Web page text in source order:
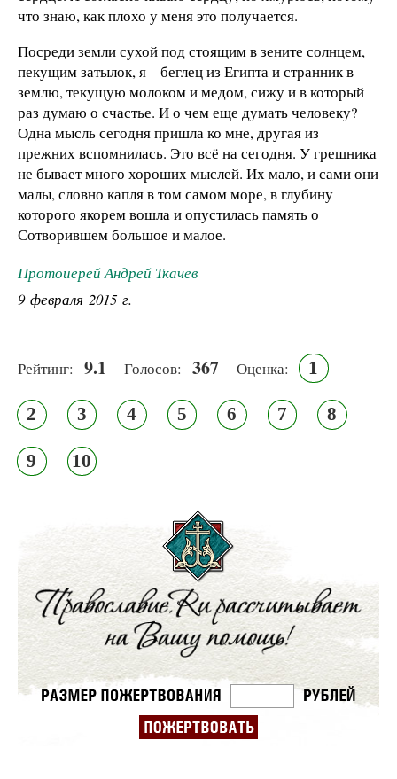
что знаю, как плохо у меня это получается.
Посреди земли сухой под стоящим в зените солнцем,
пекущим затылок, я – беглец из Египта и странник в
землю, текущую молоком и медом, сижу и в который
раз думаю о счастье. И о чем еще думать человеку?
Одна мысль сегодня пришла ко мне, другая из
прежних вспомнилась. Это всё на сегодня. У грешника
не бывает много хороших мыслей. Их мало, и сами они
малы, словно капля в том самом море, в глубину
которого якорем вошла и опустилась память о
Сотворившем большое и малое.
Протоиерей Андрей Ткачев
9 февраля 2015 г.
Рейтинг: 9.1 Голосов: 367 Оценка: 1
2 3 4 5 6 7 8
9 10